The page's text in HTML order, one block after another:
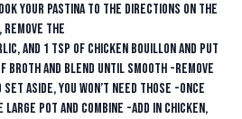
your pastina to the directions on the
the
and 1 tsp of chicken bouillon and put
broth and blend until smooth -remove
aside, you won’t need those -once
pot and combine -add in chicken,